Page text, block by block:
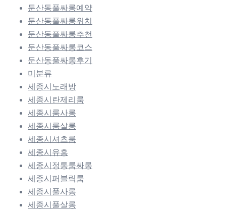
둔산동풀싸롱예약
둔산동풀싸롱위치
둔산동풀싸롱추천
둔산동풀싸롱코스
둔산동풀싸롱후기
미분류
세종시노래방
세종시란제리룸
세종시룸사롱
세종시룸살롱
세종시셔츠룸
세종시유흥
세종시정통룸싸롱
세종시퍼블릭룸
세종시풀사롱
세종시풀살롱